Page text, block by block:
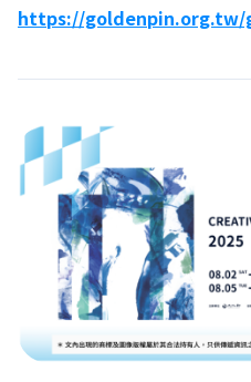
https://goldenpin.org.tw/